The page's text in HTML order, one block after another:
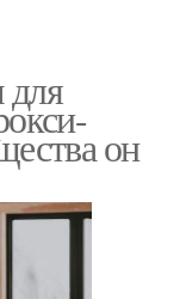
для
он